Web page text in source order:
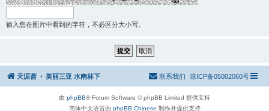
输入您在图片中看到的字符，不必区分大小写。
天涯斋 美丽三亚 水南林下 琼ICP备05002060号
联系我们
由 phpBB® Forum Software © phpBB Limited 提供支持
简体中文语言由 phpBB Chinese 制作并提供支持